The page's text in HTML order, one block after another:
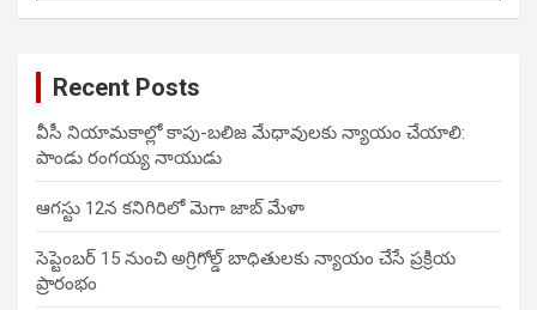
Recent Posts
వీసీ నియామకాల్లో కాపు-బలిజ మేధావులకు న్యాయం చేయాలి:
పాండు రంగయ్య నాయుడు
ఆగస్టు 12న కనిగిరిలో మెగా జాబ్ మేళా
సెప్టెంబర్ 15 నుంచి అగ్రిగోల్డ్ బాధితులకు న్యాయం చేసే ప్రక్రియ
ప్రారంభం